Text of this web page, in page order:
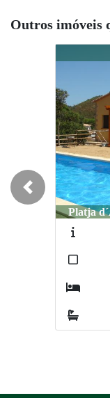
Outros imóveis
Platja
Previous